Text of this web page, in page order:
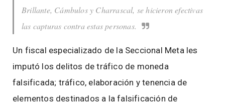
Brillante, Cámbulos y Charrascal, se hicieron efectivas
las capturas contra estas personas.
Un fiscal especializado de la Seccional Meta les
imputó los delitos de tráfico de moneda
falsificada; tráfico, elaboración y tenencia de
elementos destinados a la falsificación de